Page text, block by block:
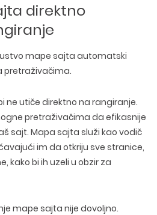
direktno
mape sajtaautomatski
pretraživačima.
ne utiče direktno na rangiranje.
pretraživačima da efikasnije
sajt. Mapa sajta služi kao vodič
im da otkriju sve stranice,
kako bi ih uzeli u obzir za
mape sajta nije dovoljno.